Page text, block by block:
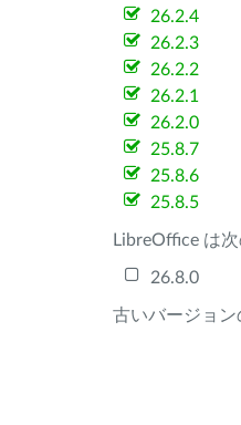
26.2.4
26.2.3
26.2.2
26.2.1
26.2.0
25.8.7
25.8.6
25.8.5
LibreOffice は
26.8.0
古いバージョン